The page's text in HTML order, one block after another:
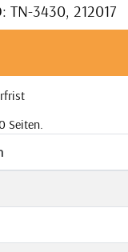
TN-3430, 212017
Seiten.